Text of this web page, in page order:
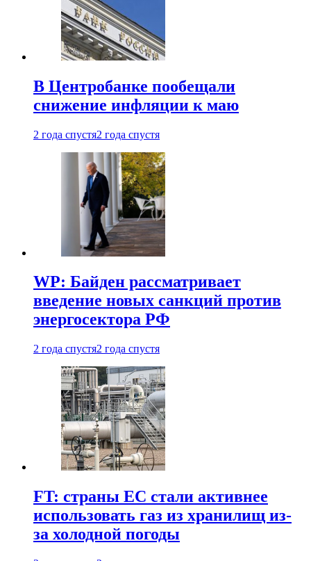
В Центробанке пообещали
снижение инфляции к маю
2 года спустя2 года спустя
WP: Байден рассматривает
введение новых санкций против
энергосектора РФ
2 года спустя2 года спустя
FT: страны ЕС стали активнее
использовать газ из хранилищ из-
за холодной погоды